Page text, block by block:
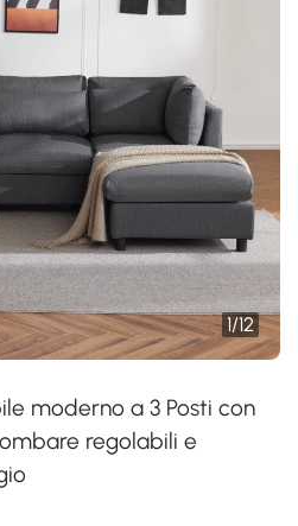
1/12
moderno a 3 Posti con
regolabili e